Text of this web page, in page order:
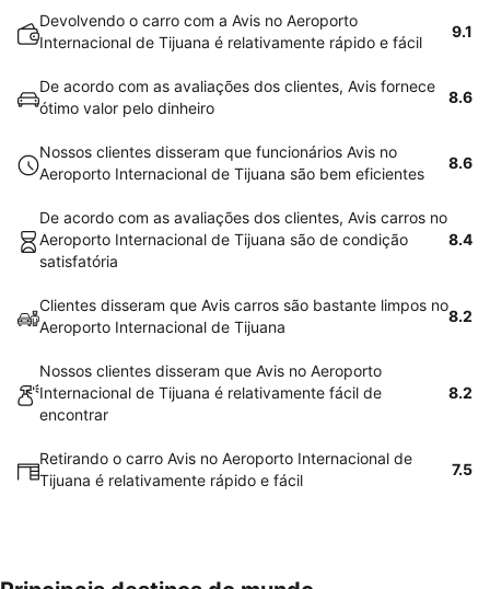
Devolvendo o carro com a Avis no Aeroporto
Internacional de Tijuana é relativamente rápido e fácil
9.1
De acordo com as avaliações dos clientes, Avis fornece
ótimo valor pelo dinheiro
8.6
Nossos clientes disseram que funcionários Avis no
Aeroporto Internacional de Tijuana são bem eficientes
8.6
De acordo com as avaliações dos clientes, Avis carros no
Aeroporto Internacional de Tijuana são de condição
satisfatória
8.4
Clientes disseram que Avis carros são bastante limpos no
Aeroporto Internacional de Tijuana
8.2
Nossos clientes disseram que Avis no Aeroporto
Internacional de Tijuana é relativamente fácil de
encontrar
8.2
Retirando o carro Avis no Aeroporto Internacional de
Tijuana é relativamente rápido e fácil
7.5